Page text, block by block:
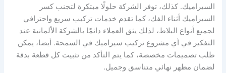
السيراميك. كذلك، توفر الشركة حلولًا مبتكرة لتجنب كسر
السيراميك أثناء الفك، كما تقدم خدمات تركيب سريع واحترافي
لجميع أنواع البلاط، لذلك يثق العملاء دائمًا بالشركة الألمانية عند
التفكير في أي مشروع تركيب سيراميك في السمحة. أيضا، يمكن
طلب تصميمات مخصصة، كما يتم التأكد من تثبيت كل قطعة بدقة
لضمان مظهر نهائي متناسق وجميل.